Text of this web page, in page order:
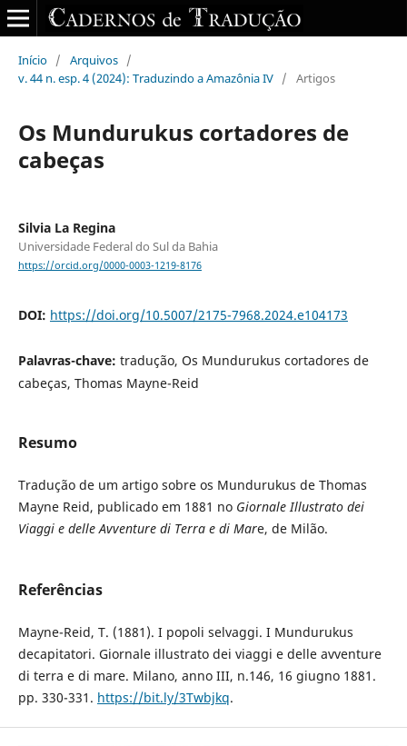
Início / Arquivos /
v. 44 n. esp. 4 (2024): Traduzindo a Amazônia IV / Artigos
Os Mundurukus cortadores de
cabeças
Silvia La Regina
Universidade Federal do Sul da Bahia
https://orcid.org/0000-0003-1219-8176
DOI: https://doi.org/10.5007/2175-7968.2024.e104173
Palavras-chave: tradução, Os Mundurukus cortadores de
cabeças, Thomas Mayne-Reid
Resumo
Tradução de um artigo sobre os Mundurukus de Thomas
Mayne Reid, publicado em 1881 no Giornale Illustrato dei
Viaggi e delle Avventure di Terra e di Mare, de Milão.
Referências
Mayne-Reid, T. (1881). I popoli selvaggi. I Mundurukus
decapitatori. Giornale illustrato dei viaggi e delle avventure
di terra e di mare. Milano, anno III, n.146, 16 giugno 1881.
pp. 330-331. https://bit.ly/3Twbjkq.